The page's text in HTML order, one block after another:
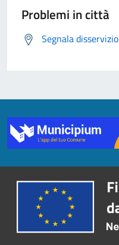
Problemi in città
Segnala disservizio